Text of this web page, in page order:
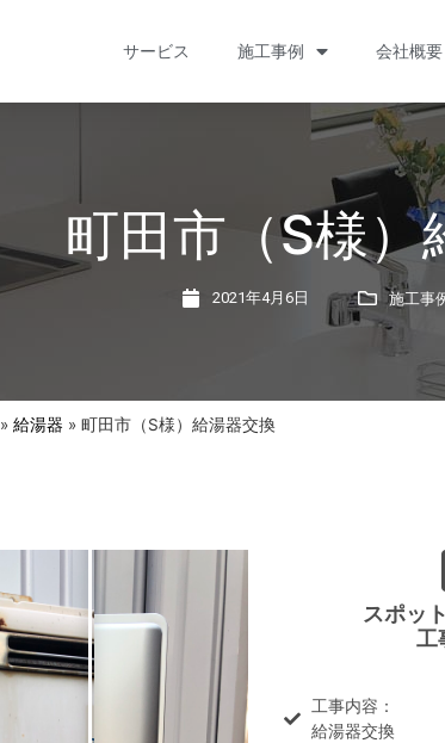
サービス 施工事例 会社概要
町田市（S様）
2021年4月6日 施工事
» 給湯器 » 町田市（S様）給湯器交換
スポッ
工
工事内容：
給湯器交換